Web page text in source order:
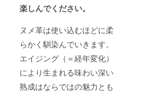
楽しんでください。
ヌメ革は使い込むほどに柔
らかく馴染んでいきます。
エイジング（＝経年変化）
により生まれる味わい深い
熟成はならではの魅力とも